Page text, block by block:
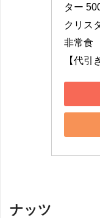
ター
クリス
非常食
【代引
ナッツ